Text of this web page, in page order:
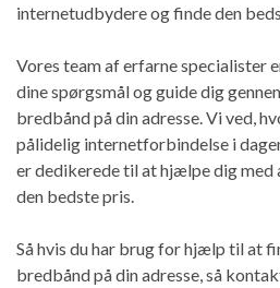
internetudbydere og finde den
Vores team af erfarne specialister
dine spørgsmål og guide dig
bredbånd på din adresse. Vi ved,
pålidelig internetforbindelse i
er dedikerede til at hjælpe dig med
den bedste pris.
Så hvis du har brug for hjælp til at
bredbånd på din adresse, så